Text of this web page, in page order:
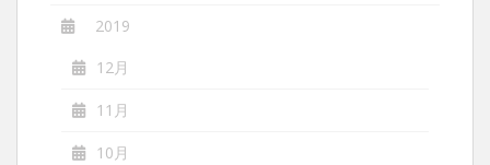
2019
12月
11月
10月